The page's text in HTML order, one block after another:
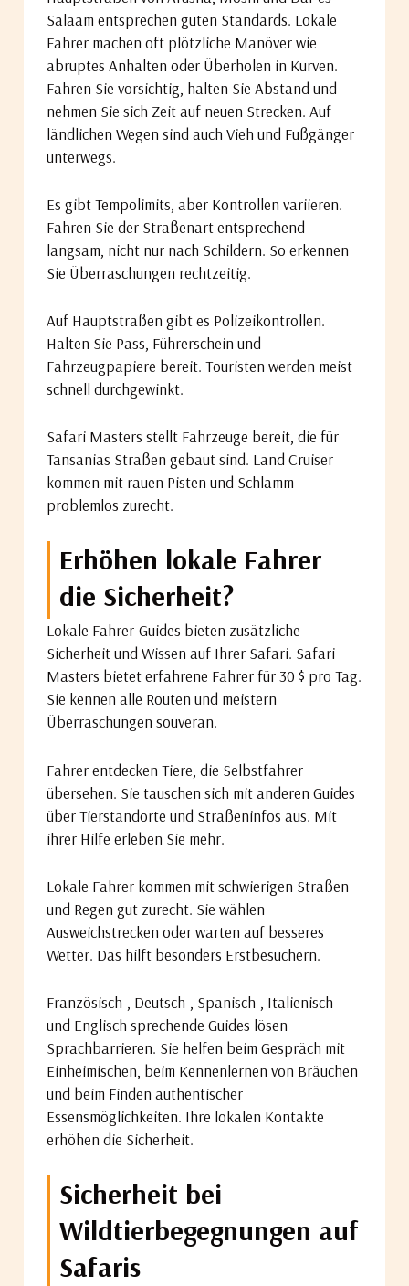
Salaam entsprechen guten Standards. Lokale
Fahrer machen oft plötzliche Manöver wie
abruptes Anhalten oder Überholen in Kurven.
Fahren Sie vorsichtig, halten Sie Abstand und
nehmen Sie sich Zeit auf neuen Strecken. Auf
ländlichen Wegen sind auch Vieh und Fußgänger
unterwegs.
Es gibt Tempolimits, aber Kontrollen variieren.
Fahren Sie der Straßenart entsprechend
langsam, nicht nur nach Schildern. So erkennen
Sie Überraschungen rechtzeitig.
Auf Hauptstraßen gibt es Polizeikontrollen.
Halten Sie Pass, Führerschein und
Fahrzeugpapiere bereit. Touristen werden meist
schnell durchgewinkt.
Safari Masters stellt Fahrzeuge bereit, die für
Tansanias Straßen gebaut sind. Land Cruiser
kommen mit rauen Pisten und Schlamm
problemlos zurecht.
Erhöhen lokale Fahrer
die Sicherheit?
Lokale Fahrer-Guides bieten zusätzliche
Sicherheit und Wissen auf Ihrer Safari. Safari
Masters bietet erfahrene Fahrer für 30 $ pro Tag.
Sie kennen alle Routen und meistern
Überraschungen souverän.
Fahrer entdecken Tiere, die Selbstfahrer
übersehen. Sie tauschen sich mit anderen Guides
über Tierstandorte und Straßeninfos aus. Mit
ihrer Hilfe erleben Sie mehr.
Lokale Fahrer kommen mit schwierigen Straßen
und Regen gut zurecht. Sie wählen
Ausweichstrecken oder warten auf besseres
Wetter. Das hilft besonders Erstbesuchern.
Französisch-, Deutsch-, Spanisch-, Italienisch-
und Englisch sprechende Guides lösen
Sprachbarrieren. Sie helfen beim Gespräch mit
Einheimischen, beim Kennenlernen von Bräuchen
und beim Finden authentischer
Essensmöglichkeiten. Ihre lokalen Kontakte
erhöhen die Sicherheit.
Sicherheit bei
Wildtierbegegnungen auf
Safaris